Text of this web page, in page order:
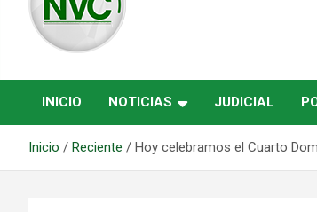
NVC Noticias
INICIO NOTICIAS JUDICIAL
Inicio Reciente Hoy celebramos el Cuarto